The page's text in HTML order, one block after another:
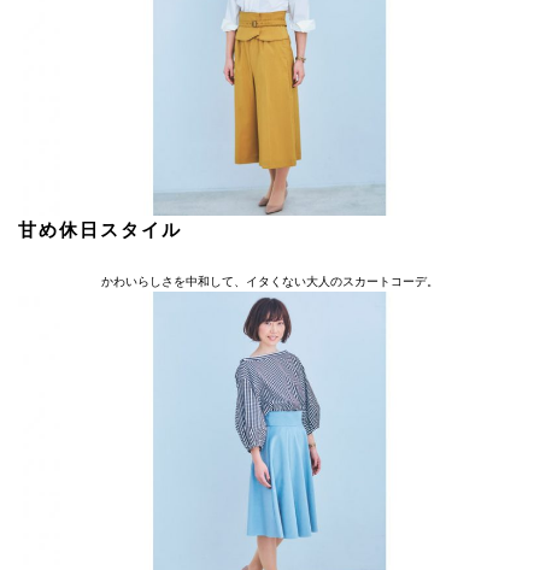
甘め休日スタイル
かわいらしさを中和して、イタくない大人のスカートコーデ。